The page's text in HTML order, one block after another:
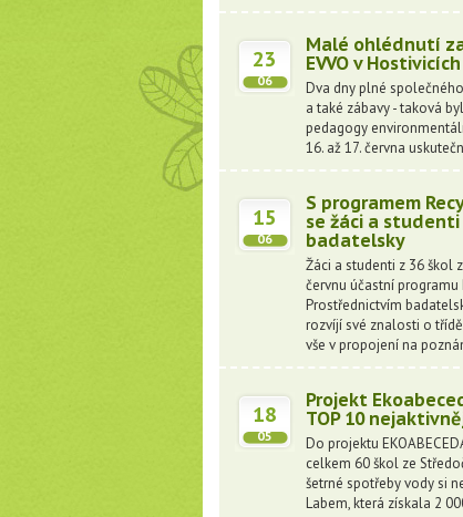
23
06
Malé ohlédnutí
EVVO v Hostivicích
Dva dny plné
a také zábavy - taková
pedagogy
16. až 17. června
15
06
S programem
se žáci a
badatelsky
Žáci a studenti z 36 škol
červnu účastní
Prostřednictvím
rozvíjí své znalosti o
vše v propojení na
18
05
Projekt
TOP 10
Do projektu
celkem 60 škol ze
šetrné spotřeby vody si
Labem, která získala 2